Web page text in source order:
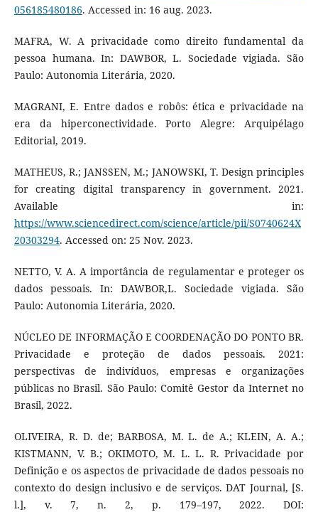
056185480186. Accessed in: 16 aug. 2023.
MAFRA, W. A privacidade como direito fundamental da
pessoa humana. In: DAWBOR, L. Sociedade vigiada. São
Paulo: Autonomia Literária, 2020.
MAGRANI, E. Entre dados e robôs: ética e privacidade na
era da hiperconectividade. Porto Alegre: Arquipélago
Editorial, 2019.
MATHEUS, R.; JANSSEN, M.; JANOWSKI, T. Design principles
for creating digital transparency in government. 2021.
Available in:
https://www.sciencedirect.com/science/article/pii/S0740624X
20303294. Accessed on: 25 Nov. 2023.
NETTO, V. A. A importância de regulamentar e proteger os
dados pessoais. In: DAWBOR,L. Sociedade vigiada. São
Paulo: Autonomia Literária, 2020.
NÚCLEO DE INFORMAÇÃO E COORDENAÇÃO DO PONTO BR.
Privacidade e proteção de dados pessoais. 2021:
perspectivas de indivíduos, empresas e organizações
públicas no Brasil. São Paulo: Comitê Gestor da Internet no
Brasil, 2022.
OLIVEIRA, R. D. de; BARBOSA, M. L. de A.; KLEIN, A. A.;
KISTMANN, V. B.; OKIMOTO, M. L. L. R. Privacidade por
Definição e os aspectos de privacidade de dados pessoais no
contexto do design inclusivo e de serviços. DAT Journal, [S.
l.], v. 7, n. 2, p. 179–197, 2022. DOI: